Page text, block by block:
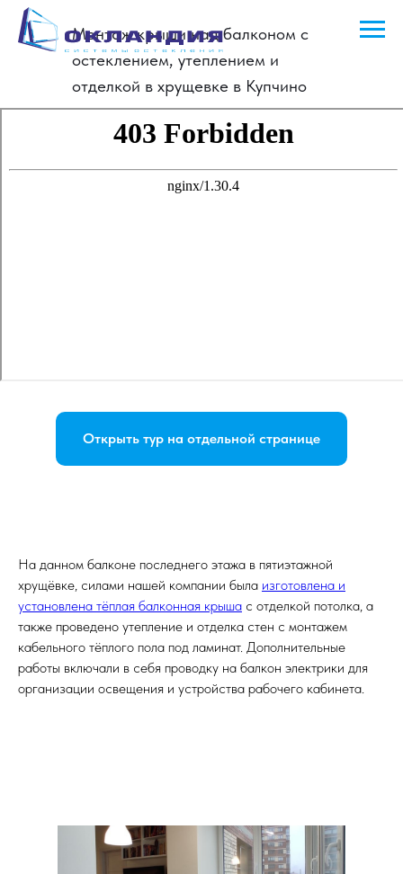
Монтаж крыши над балконом с
остеклением, утеплением и
отделкой в хрущевке в Купчино
Открыть тур на отдельной странице
На данном балконе последнего этажа в пятиэтажной
хрущёвке, силами нашей компании была изготовлена и
установлена тёплая балконная крыша с отделкой потолка, а
также проведено утепление и отделка стен с монтажем
кабельного тёплого пола под ламинат. Дополнительные
работы включали в себя проводку на балкон электрики для
организации освещения и устройства рабочего кабинета.